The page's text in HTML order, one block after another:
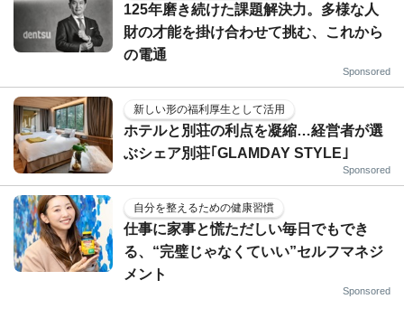
125年磨き続けた課題解決力。多様な人
財の才能を掛け合わせて挑む、これから
の電通
Sponsored
新しい形の福利厚生として活用
ホテルと別荘の利点を凝縮…経営者が選
ぶシェア別荘｢GLAMDAY STYLE｣
Sponsored
自分を整えるための健康習慣
仕事に家事と慌ただしい毎日でもでき
る、“完璧じゃなくていい”セルフマネジ
メント
Sponsored